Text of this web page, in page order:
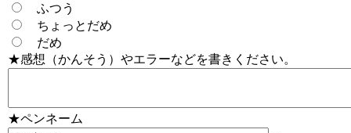
ふつう
ちょっとだめ
だめ
★感想（かんそう）やエラーなどを書きください。
★ペンネーム